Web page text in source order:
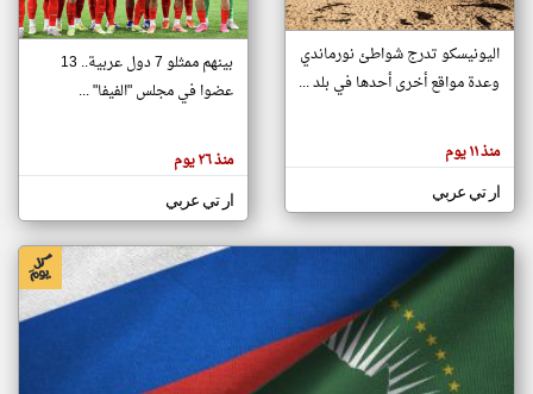
تغيير الدولة
اخبار جزر القمر على مدار الساعة
أهم اخبار جزر القمر العاجلة والمباشرة
هنا عن
وجهة
كاتبيها.
اليونيسكو تدرج شواطئ نورماندي
وعدة مواقع أخرى أحدها في بلد ...
منذ ١١ يوم
ار تي عربي
بينهم ممثلو 7 دول عربية.. 13
عضوا في مجلس "الفيفا" ...
منذ ٢٦ يوم
ار تي عربي
klyoum.com